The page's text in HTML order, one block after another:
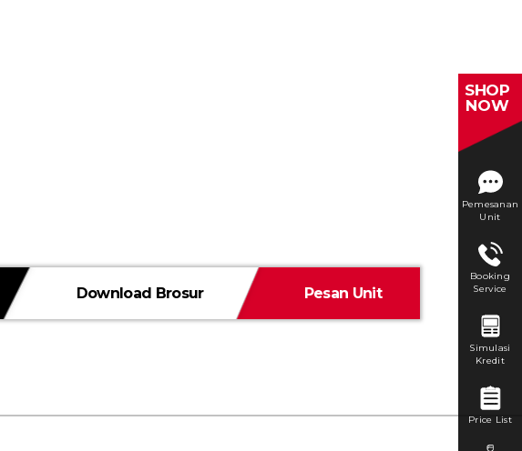
Download Brosur Pesan Unit
SHOP
NOW
Pemesanan
Unit
Booking
Service
Simulasi
Kredit
Price List